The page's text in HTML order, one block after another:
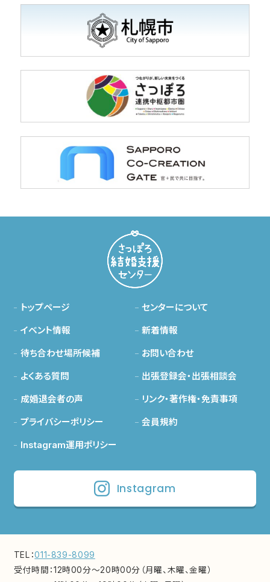
トップページ センターについて
イベント情報 新着情報
待ち合わせ場所候補 お問い合わせ
よくある質問 出張登録会・出張相談会
成婚退会者の声 リンク・著作権・免責事項
プライバシーポリシー 会員規約
Instagram運用ポリシー
Instagram
TEL：011-839-8099
受付時間：12時00分～20時00分（月曜、木曜、金曜）